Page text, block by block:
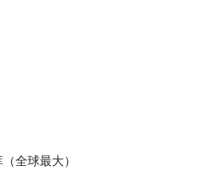
全球最大）